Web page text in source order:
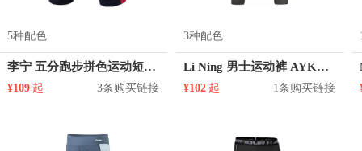
5种配色
李宁 五分跑步拼色运动短裤 AKQM057
¥109 起 3条购买链接
3种配色
Li Ning 男士运动裤 AYKM147 AYKM067
¥102 起 1条购买链接